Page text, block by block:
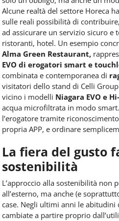
Alcune realtà del settore Horeca
sulle reali possibilità di
ad assicurare un servizio sicuro e
ristoranti, hotel. Un esempio
Alma Green Restaurant,
EVO di erogatori smart e
combinata e contemporanea di
visitatori dello stand di Celli
vicino i modelli Niagara EVO e
acqua microfiltrata in modo
l’erogatore tramite
propria APP, e ordinare
La fiera del gusto
sostenibilità
L’approccio alla sostenibilità non
all’esterno, ma anche (e
case. Negli ultimi anni le
cambiate a partire proprio